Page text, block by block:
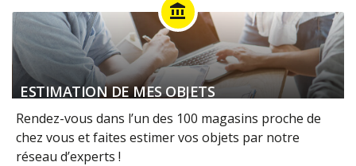
account_balance
ESTIMATION DE MES OBJETS
Rendez-vous dans l’un des 100 magasins proche de
chez vous et faites estimer vos objets par notre
réseau d’experts !